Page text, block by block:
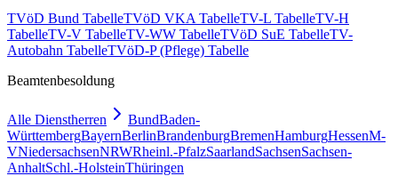
TVöD Bund TabelleTVöD VKA TabelleTV-L TabelleTV-H
TabelleTV-V TabelleTV-WW TabelleTVöD SuE TabelleTV-
Autobahn TabelleTVöD-P (Pflege) Tabelle
Beamtenbesoldung
Alle Dienstherren BundBaden-
WürttembergBayernBerlinBrandenburgBremenHamburgHessenM-
VNiedersachsenNRWRheinl.-PfalzSaarlandSachsenSachsen-
AnhaltSchl.-HolsteinThüringen